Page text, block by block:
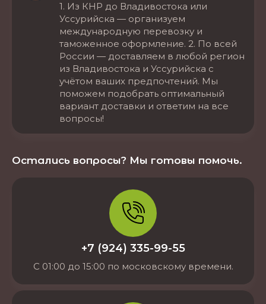
1. Из КНР до Владивостока или
Уссурийска — организуем
международную перевозку и
таможенное оформление. 2. По всей
России — доставляем в любой регион
из Владивостока и Уссурийска с
учётом ваших предпочтений. Мы
поможем подобрать оптимальный
вариант доставки и ответим на все
вопросы!
Остались вопросы? Мы готовы помочь.
+7 (924) 335-99-55
С 01:00 до 15:00 по московскому времени.